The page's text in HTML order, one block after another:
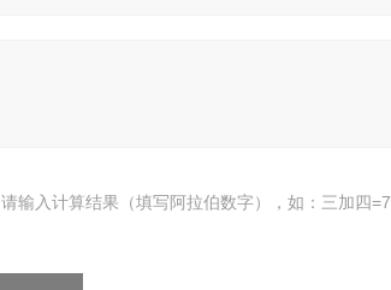
请输入计算结果（填写阿拉伯数字），如：三加四=7